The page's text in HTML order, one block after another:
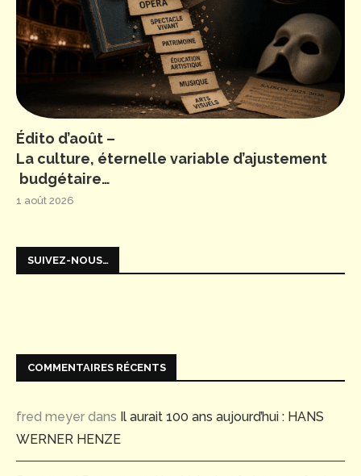
Édito d’août –
La culture, éternelle variable d’ajustement
budgétaire…
1 août 2026
SUIVEZ-NOUS…
COMMENTAIRES RÉCENTS
fred meyer dans Il aurait 100 ans aujourd’hui : HANS
WERNER HENZE